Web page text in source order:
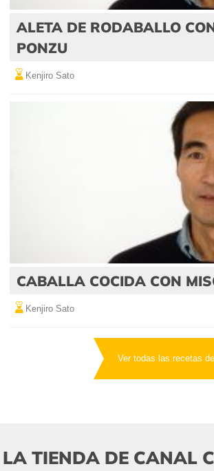
ALETA DE RODABALLO
PONZU
Kenjiro Sato
CABALLA COCIDA CON
Kenjiro Sato
Ver todas las recetas
LA TIENDA DE CANAL